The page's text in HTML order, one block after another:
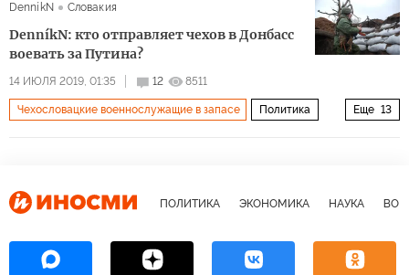
DenníkN Словакия
DenníkN: кто отправляет чехов в Донбасс
воевать за Путина?
14 ИЮЛЯ 2019, 01:35 12 8511
Еще 13
Чехословацкие военнослужащие в запасе Политика
Андреа Крушилова разведка перспективы
ПОЛИТИКА ЭКОНОМИКА НАУКА